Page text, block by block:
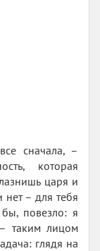
сначала, –
которая
царя и
нет – для тебя
бы, повезло: я
таким лицом
глядя на